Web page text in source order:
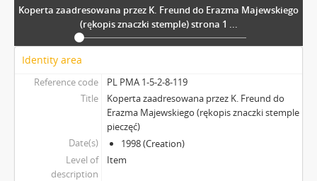
Koperta zaadresowana przez K. Freund do Erazma Majewskiego
(rękopis znaczki stemple) strona 1 ...
Identity area
Reference code
PL PMA 1-5-2-8-119
Title
Koperta zaadresowana przez K. Freund do
Erazma Majewskiego (rękopis znaczki stemple
pieczęć)
Date(s)
1998 (Creation)
Level of
description
Item